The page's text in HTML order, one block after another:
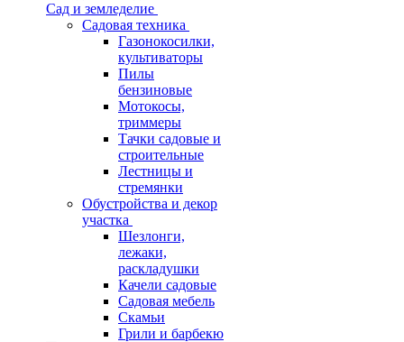
Сад и земледелие
Садовая техника
Газонокосилки,
культиваторы
Пилы
бензиновые
Мотокосы,
триммеры
Тачки садовые и
строительные
Лестницы и
стремянки
Обустройства и декор
участка
Шезлонги,
лежаки,
раскладушки
Качели садовые
Садовая мебель
Скамьи
Грили и барбекю